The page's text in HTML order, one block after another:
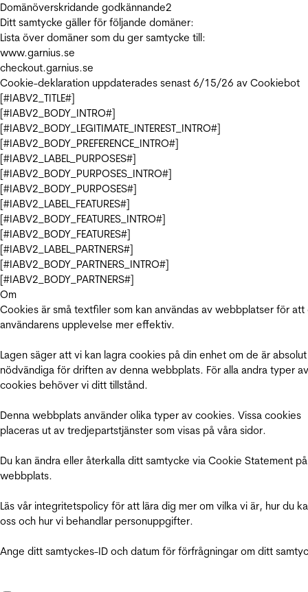
Domänöverskridande godkännande2
Ditt samtycke gäller för följande domäner:
Lista över domäner som du ger samtycke till:
www.garnius.se
checkout.garnius.se
Cookie-deklaration uppdaterades senast 6/15/26 av Cookiebot
[#IABV2_TITLE#]
[#IABV2_BODY_INTRO#]
[#IABV2_BODY_LEGITIMATE_INTEREST_INTRO#]
[#IABV2_BODY_PREFERENCE_INTRO#]
[#IABV2_LABEL_PURPOSES#]
[#IABV2_BODY_PURPOSES_INTRO#]
[#IABV2_BODY_PURPOSES#]
[#IABV2_LABEL_FEATURES#]
[#IABV2_BODY_FEATURES_INTRO#]
[#IABV2_BODY_FEATURES#]
[#IABV2_LABEL_PARTNERS#]
[#IABV2_BODY_PARTNERS_INTRO#]
[#IABV2_BODY_PARTNERS#]
Om
Cookies är små textfiler som kan användas av webbplatser för att
användarens upplevelse mer effektiv.
Lagen säger att vi kan lagra cookies på din enhet om de är absolut
nödvändiga för driften av denna webbplats. För alla andra typer av
cookies behöver vi ditt tillstånd.
Denna webbplats använder olika typer av cookies. Vissa cookies
placeras ut av tredjepartstjänster som visas på våra sidor.
Du kan ändra eller återkalla ditt samtycke via Cookie Statement
webbplats.
Läs vår integritetspolicy för att lära dig mer om vilka vi är, hur du
oss och hur vi behandlar personuppgifter.
Ange ditt samtyckes-ID och datum för förfrågningar om ditt